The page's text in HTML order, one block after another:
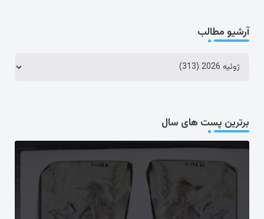
آرشیو مطالب
برترین پست های سال